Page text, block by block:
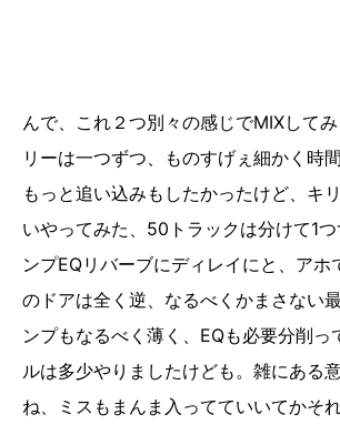
んで、これ２つ別々の感じでMIXして
リーは一つずつ、ものすげぇ細かく時
もっと追い込みもしたかったけど、キ
いやってみた、50トラックは分けて1
ンプEQリバーブにディレイにと、アホ
のドアは全く逆、なるべくかまさない
ンプもなるべく薄く、EQも必要分削っ
ルは多少やりましたけども。雑にある
ね、ミスもまんま入ってていいてかそれ